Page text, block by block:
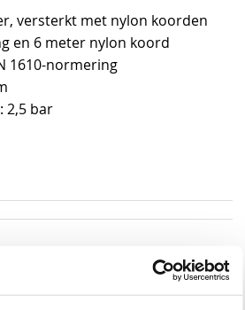
versterkt met nylon koorden
en 6 meter nylon koord
1610-normering
2,5 bar
EN 1610